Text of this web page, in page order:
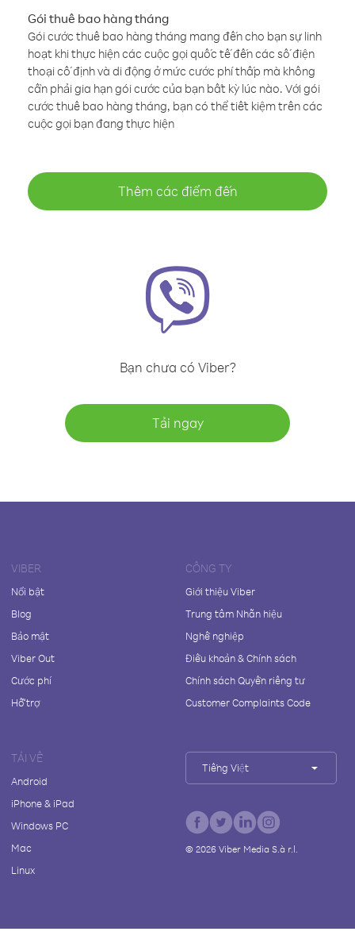
Gói thuê bao hàng tháng
Gói cước thuê bao hàng tháng mang đến cho bạn sự linh
hoạt khi thực hiện các cuộc gọi quốc tế đến các số điện
thoại cố định và di động ở mức cước phí thấp mà không
cần phải gia hạn gói cước của bạn bất kỳ lúc nào. Với gói
cước thuê bao hàng tháng, bạn có thể tiết kiệm trên các
cuộc gọi bạn đang thực hiện
Thêm các điểm đến
Bạn chưa có Viber?
Tải ngay
VIBER
Nổi bật
Blog
Bảo mật
Viber Out
Cước phí
Hỗ trợ
CÔNG TY
Giới thiệu Viber
Trung tâm Nhãn hiệu
Nghề nghiệp
Điều khoản & Chính sách
Chính sách Quyền riêng tư
Customer Complaints Code
TẢI VỀ
Android
iPhone & iPad
Windows PC
Mac
Linux
Tiếng Việt
© 2026Viber Media S.à r.l.